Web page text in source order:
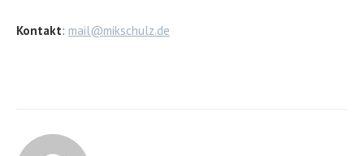
Kontakt: mail@mikschulz.de